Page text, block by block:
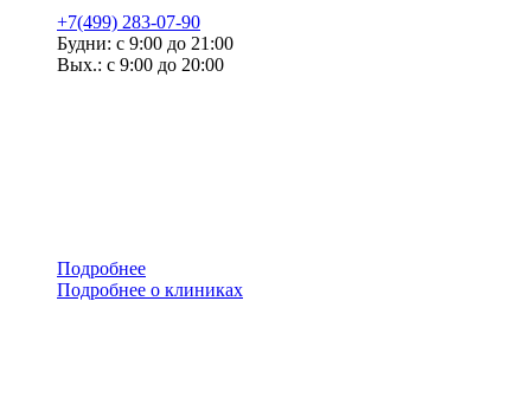
+7(499) 283-07-90
Будни: с 9:00 до 21:00
Вых.: с 9:00 до 20:00
Подробнее
Подробнее о клиниках